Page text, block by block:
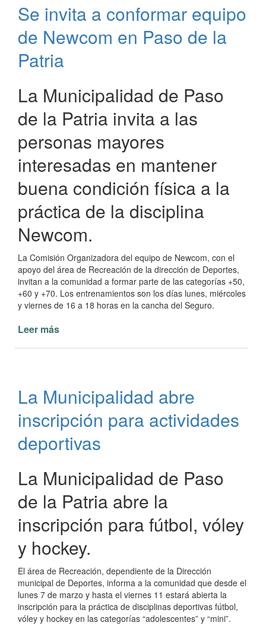
2022”
Se invita a conformar equipo
de Newcom en Paso de la
Patria
La Municipalidad de Paso
de la Patria invita a las
personas mayores
interesadas en mantener
buena condición física a la
práctica de la disciplina
Newcom.
La Comisión Organizadora del equipo de Newcom, con el
apoyo del área de Recreación de la dirección de Deportes,
invitan a la comunidad a formar parte de las categorías +50,
+60 y +70. Los entrenamientos son los días lunes, miércoles
y viernes de 16 a 18 horas en la cancha del Seguro.
Leer más
equipo
de
Newcom
en
Paso
la
Patria
La Municipalidad abre
inscripción para actividades
deportivas
La Municipalidad de Paso
de la Patria abre la
inscripción para fútbol, vóley
y hockey.
El área de Recreación, dependiente de la Dirección
municipal de Deportes, informa a la comunidad que desde el
lunes 7 de marzo y hasta el viernes 11 estará abierta la
inscripción para la práctica de disciplinas deportivas fútbol,
vóley y hockey en las categorías “adolescentes” y “mini”.